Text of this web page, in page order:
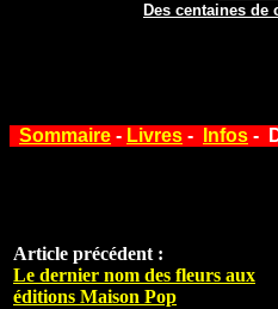
Des centaines
Sommaire - Livres - Infos -
Article précédent :
Le dernier nom des fleurs aux
éditions Maison Pop